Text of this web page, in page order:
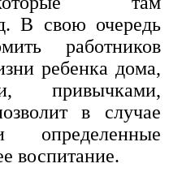
В свою очередь
работников
ребенка дома,
привычками,
в случае
определенные
воспитание.